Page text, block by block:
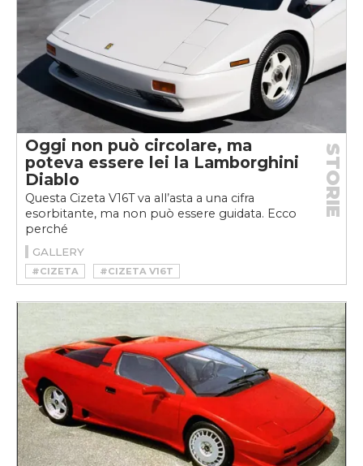
Oggi non può circolare, ma
poteva essere lei la Lamborghini
Diablo
Questa Cizeta V16T va all’asta a una cifra
esorbitante, ma non può essere guidata. Ecco
perché
STORIE
GALLERY
#CIZETA
#CIZETA V16T
#CIZETA-MORODER V16T